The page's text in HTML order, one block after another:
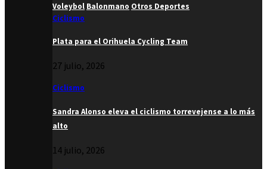
Voleybol Balonmano Otros Deportes
Ciclismo
Plata para el Orihuela Cycling Team
27 julio, 2026
Ciclismo
Sandra Alonso eleva el ciclismo torrevejense a lo más
alto
14 julio, 2026